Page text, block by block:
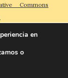
Commons
.
en
o